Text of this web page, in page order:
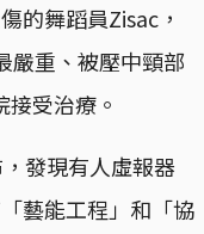
的舞蹈員Zisac，
嚴重、被壓中頸部
受治療。
發現有人虛報器
藝能工程」和「協